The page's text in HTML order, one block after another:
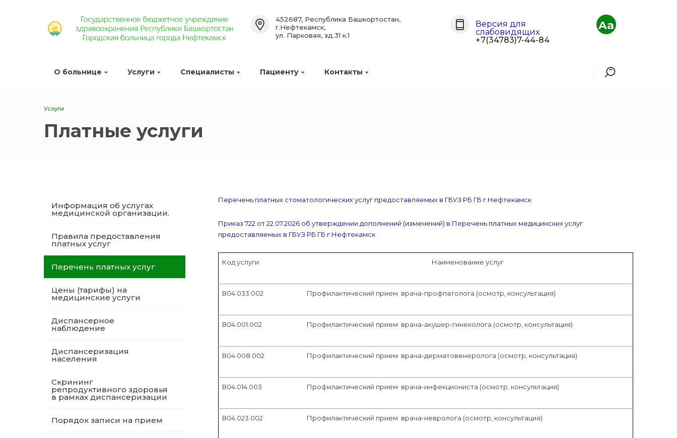
О больнице Услуги Специалисты Пациенту Контакты
452687, Республика Башкортостан,
г.Нефтекамск,
ул. Парковая, зд.31 к.1
Версия для
слабовидящих
+7(34783)7-44-84
Aa
Услуги
Платные услуги
Информация об услугах
медицинской организации.
Правила предоставления
платных услуг
Перечень платных услуг
Цены (тарифы) на
медицинские услуги
Диспансерное
наблюдение
Диспансеризация
населения
Скрининг
репродуктивного здоровья
в рамках диспансеризации
Порядок записи на прием
Перечень платных стоматологических услуг предоставляемых в ГБУЗ РБ ГБ г.Нефтекамск
Приказ 722 от 22.07.2026 об утверждении дополнений (изменений) в Перечень платных медицинских услуг
предоставляемых в ГБУЗ РБ ГБ г.Нефтекамск
Код услуги Наименование услуг
В04.033.002 Профилактический прием врача-профпатолога (осмотр, консультация)
В04.001.002 Профилактический прием врача-акушер-гинеколога (осмотр, консультация)
В04.008.002 Профилактический прием врача-дерматовенеролога (осмотр, консультация)
В04.014.003 Профилактический прием врача-инфекциониста (осмотр, консультация)
В04.023.002 Профилактический прием врача-невролога (осмотр, консультация)